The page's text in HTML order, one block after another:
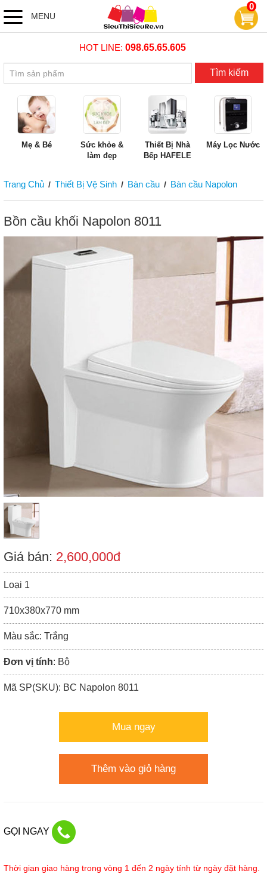
MENU
0
HOT LINE: 098.65.65.605
Tìm kiếm
Mẹ & Bé
Sức khỏe &
làm đẹp
Thiết Bị Nhà
Bếp HAFELE
Máy Lọc Nước
Trang Chủ / Thiết Bị Vệ Sinh / Bàn cầu / Bàn cầu Napolon
Bồn cầu khối Napolon 8011
Giá bán: 2,600,000đ
Loại 1
710x380x770 mm
Màu sắc: Trắng
Đơn vị tính: Bộ
Mã SP(SKU): BC Napolon 8011
Mua ngay
Thêm vào giỏ hàng
GỌI NGAY
Thời gian giao hàng trong vòng 1 đến 2 ngày tính từ ngày đặt hàng.